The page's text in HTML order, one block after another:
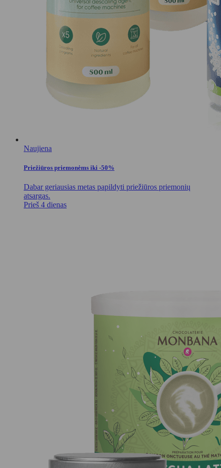
Naujiena
Priežiūros priemonėms iki -50%
Dabar geriausias metas papildyti priežiūros priemonių
atsargas.
Prieš 4 dienas